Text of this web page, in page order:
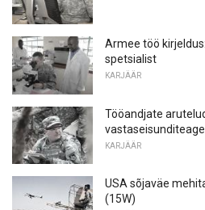
Armee töö
spetsialist
KARJÄÄR
Tööandjate
KARJÄÄR
USA sõjaväe
(15W)